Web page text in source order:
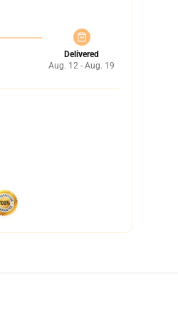
Delivered
Aug. 12 - Aug. 19